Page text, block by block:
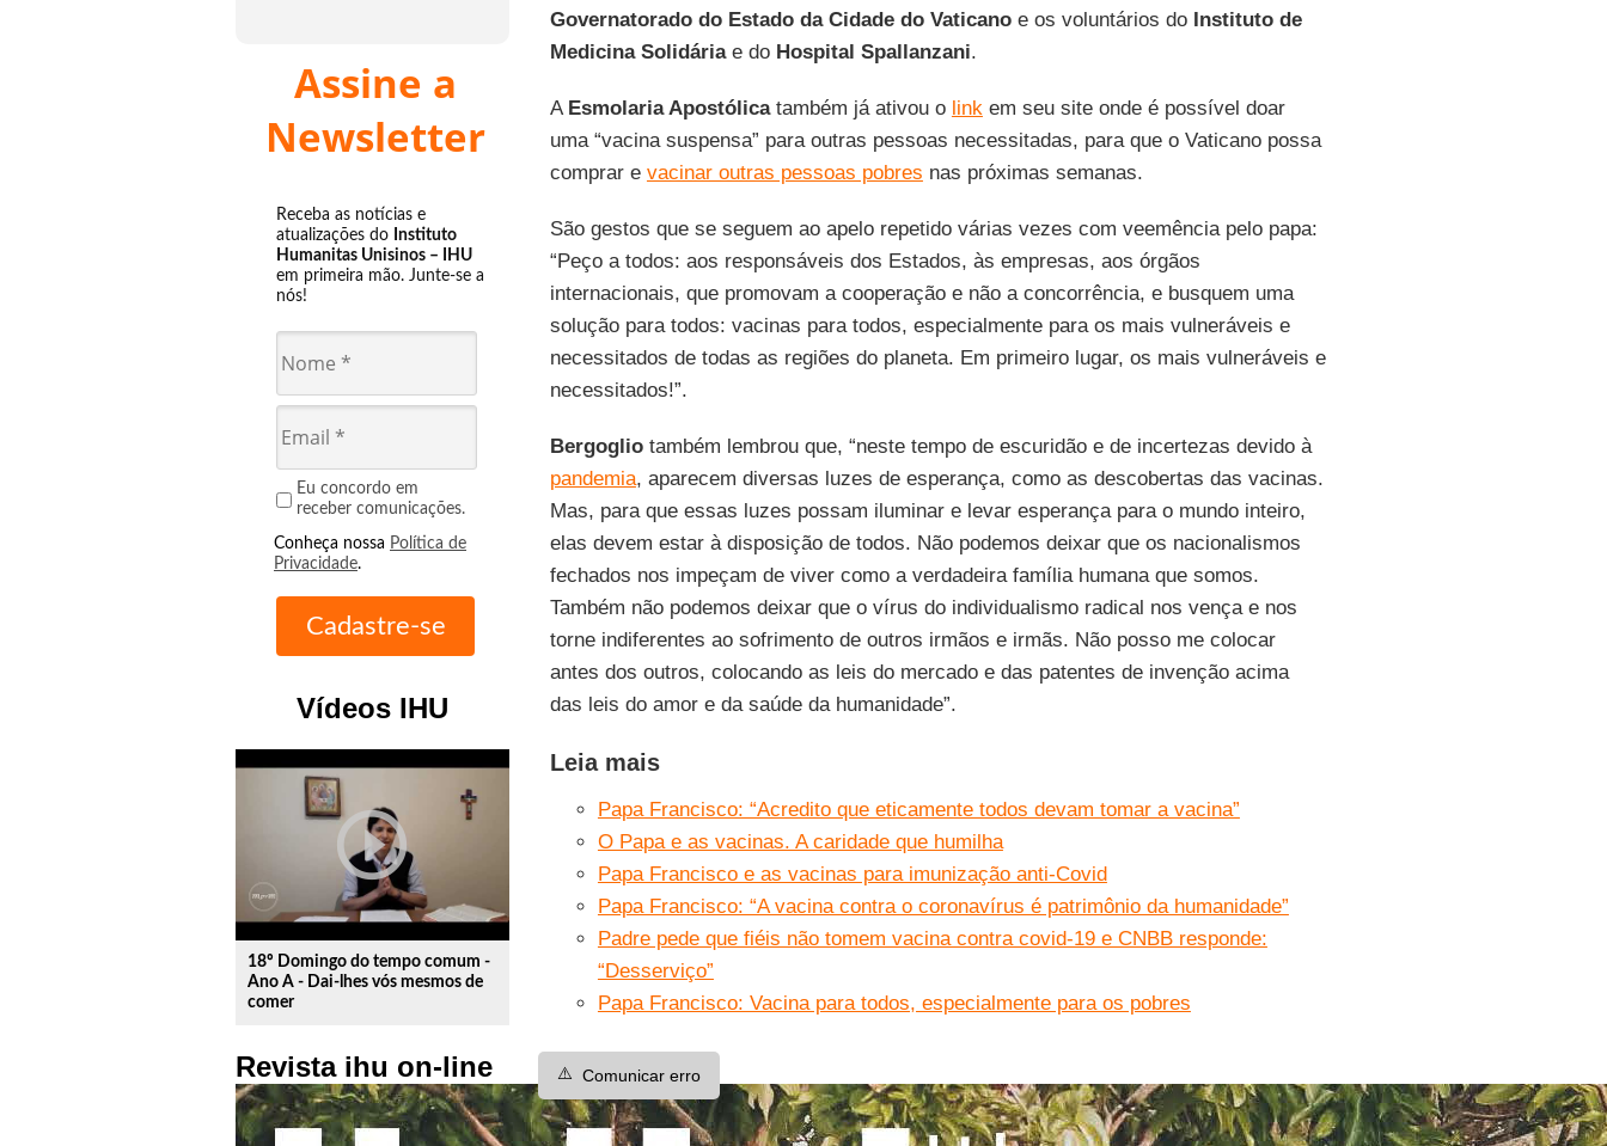
Assine a
Newsletter
Receba as notícias e
atualizações do Instituto
Humanitas Unisinos – IHU
em primeira mão. Junte-se a
nós!
Eu concordo em
receber comunicações.
Conheça nossa Política de
Privacidade.
Vídeos IHU
play_circle_outline
18º Domingo do tempo comum -
Ano A - Dai-lhes vós mesmos de
comer
Revista ihu on-line
Governatorado do Estado da Cidade do Vaticanoe os voluntários do Instituto de
Medicina Solidáriae do Hospital Spallanzani.
A Esmolaria Apostólicatambém já ativou o linkem seu site onde é possível doar
uma “vacina suspensa” para outras pessoas necessitadas, para que o Vaticano possa
comprar e vacinar outras pessoas pobres nas próximas semanas.
São gestos que se seguem ao apelo repetido várias vezes com veemência pelo papa:
“Peço a todos: aos responsáveis dos Estados, às empresas, aos órgãos
internacionais, que promovam a cooperação e não a concorrência, e busquem uma
solução para todos: vacinas para todos, especialmente para os mais vulneráveis e
necessitados de todas as regiões do planeta. Em primeiro lugar, os mais vulneráveis e
necessitados!”.
Bergogliotambém lembrou que, “neste tempo de escuridão e de incertezas devido à
pandemia, aparecem diversas luzes de esperança, como as descobertas das vacinas.
Mas, para que essas luzes possam iluminar e levar esperança para o mundo inteiro,
elas devem estar à disposição de todos. Não podemos deixar que os nacionalismos
fechados nos impeçam de viver como a verdadeira família humana que somos.
Também não podemos deixar que o vírus do individualismo radical nos vença e nos
torne indiferentes ao sofrimento de outros irmãos e irmãs. Não posso me colocar
antes dos outros, colocando as leis do mercado e das patentes de invenção acima
das leis do amor e da saúde da humanidade”.
Leia mais
Papa Francisco: “Acredito que eticamente todos devam tomar a vacina”
O Papa e as vacinas. A caridade que humilha
Papa Francisco e as vacinas para imunização anti-Covid
Papa Francisco: “A vacina contra o coronavírus é patrimônio da humanidade”
Padre pede que fiéis não tomem vacina contra covid-19 e CNBB responde:
“Desserviço”
Papa Francisco: Vacina para todos, especialmente para os pobres
⚠️ Comunicar erro